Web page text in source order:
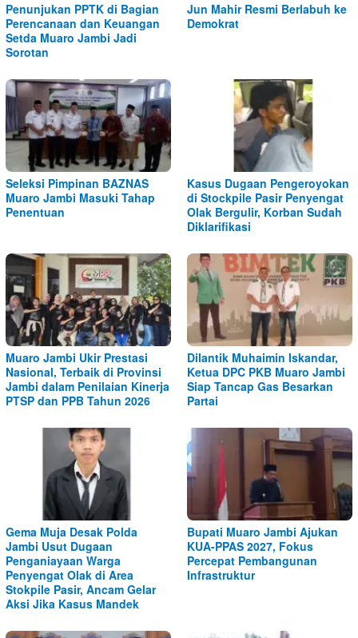
Penunjukan PPTK di Bagian
Perencanaan dan Keuangan
Setda Muaro Jambi Jadi
Sorotan
Jun Mahir Resmi Berlabuh ke
Demokrat
Seleksi Pimpinan BAZNAS
Muaro Jambi Masuki Tahap
Penentuan
Kasus Dugaan Pengeroyokan
di Stockpile Pasir Penyengat
Olak Bergulir, Korban Sudah
Diklarifikasi
Muaro Jambi Ukir Prestasi
Nasional, Terbaik di Provinsi
Jambi dalam Penilaian Kinerja
PTSP dan PPB Tahun 2026
Dilantik Muhaimin Iskandar,
Ketua DPC PKB Muaro Jambi
Siap Tancap Gas Besarkan
Partai
Gema Muja Desak Polda
Jambi Usut Dugaan
Penganiayaan Warga
Penyengat Olak di Area
Stokpile Pasir, Ancam Gelar
Aksi Jika Kasus Mandek
Bupati Muaro Jambi Ajukan
KUA-PPAS 2027, Fokus
Percepat Pembangunan
Infrastruktur